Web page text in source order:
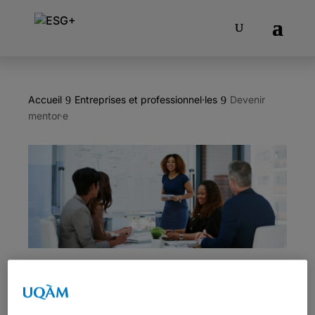
Accueil 9 Entreprises et professionnel·les 9 Devenir
mentor·e
Devenir mentor·​e